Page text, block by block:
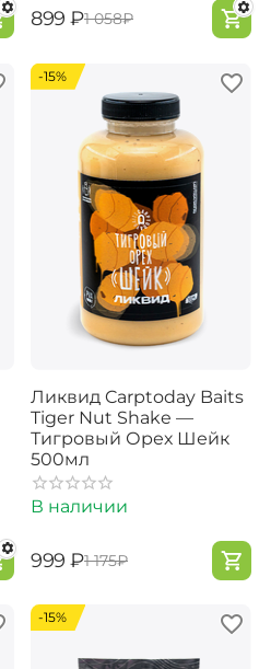
‍899‍ ₽‍1 058‍₽
-15%
Ликвид Carptoday Baits
Tiger Nut Shake —
Тигровый Орех Шейк
500мл
В наличии
‍999‍ ₽‍1 175‍₽
-15%